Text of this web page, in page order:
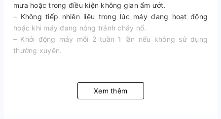
mưa hoặc trong điều kiện không gian ẩm ướt.
– Không tiếp nhiên liệu trong lúc máy đang hoạt động
hoặc khi máy đang nóng tránh cháy nổ.
– Khởi động máy mỗi 2 tuần 1 lần nếu không sử dụng
thường xuyên.
Xem thêm